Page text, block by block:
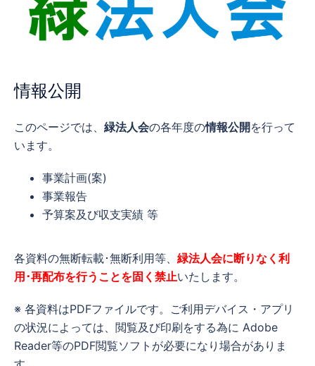
情報公開
このページでは、 緑法人会の各年度の情報公開 を行って
います。
事業計画(案)
事業報告
予算案及び収支実績 等
各資料の無断転載･無断利用等、 緑法人会に断りなく利
用･再配布を行うことを固く禁止いたします。
※ 各資料はPDFファイルです。ご利用デバイス・アプリ
の状況によっては、閲覧及び印刷をする為に Adobe
Reader等のPDF閲覧ソフトが必要になり場合がありま